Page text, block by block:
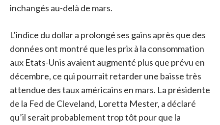
inchangés au-delà de mars.
L’indice du dollar a prolongé ses gains après que des
données ont montré que les prix à la consommation
aux Etats-Unis avaient augmenté plus que prévu en
décembre, ce qui pourrait retarder une baisse très
attendue des taux américains en mars. La présidente
de la Fed de Cleveland, Loretta Mester, a déclaré
qu’il serait probablement trop tôt pour que la